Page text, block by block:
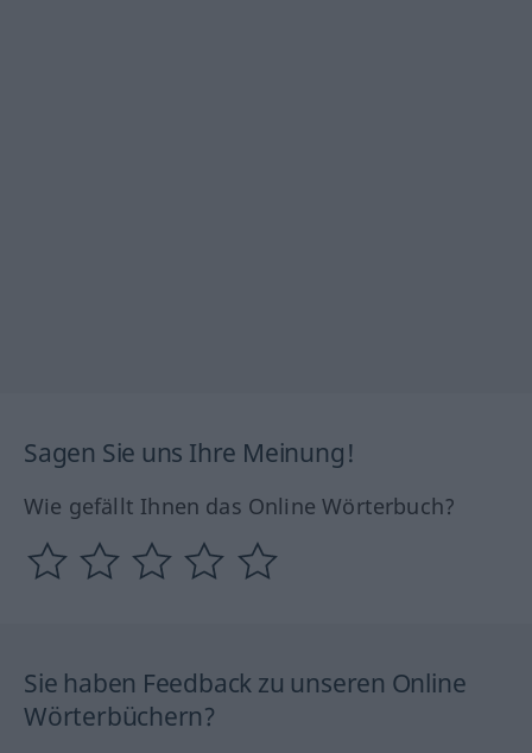
Sagen Sie uns Ihre Meinung!
Wie gefällt Ihnen das Online Wörterbuch?
Sie haben Feedback zu unseren Online
Wörterbüchern?